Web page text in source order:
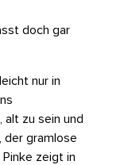
doch gar
nur in
zu sein und
der gramlose
Pinke zeigt in